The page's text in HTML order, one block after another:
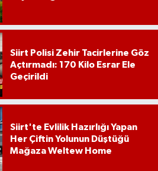
Siirt Polisi Zehir Tacirlerine Göz
Açtırmadı: 170 Kilo Esrar Ele
Geçirildi
Siirt'te Evlilik Hazırlığı Yapan
Her Çiftin Yolunun Düştüğü
Mağaza Weltew Home